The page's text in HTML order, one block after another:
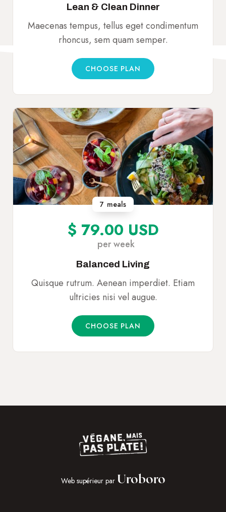
Lean & Clean Dinner
Maecenas tempus, tellus eget condimentum
rhoncus, sem quam semper.
CHOOSE PLAN
7 meals
$ 79.00 USD
per week
Balanced Living
Quisque rutrum. Aenean imperdiet. Etiam
ultricies nisi vel augue.
CHOOSE PLAN
Web supérieur par Uroboro